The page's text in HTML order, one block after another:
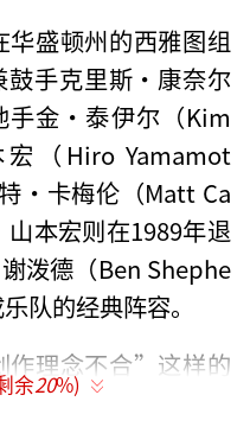
盛顿州的西雅图组
鼓手克里斯·康奈尔
手金·泰伊尔（Kim
（Hiro Yamamot
·卡梅伦（Matt Ca
本宏则在1989年退
泼德（Ben Shephe
队的经典阵容。
作理念不合”这样的
年，主唱康奈尔
余20%)